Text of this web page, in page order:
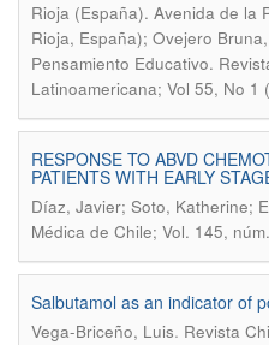
Rioja (España). Avenida de la
Rioja, España); Ovejero
Pensamiento Educativo.
Latinoamericana; Vol 55, No 1
RESPONSE TO ABVD
PATIENTS WITH EARLY
Díaz, Javier; Soto, Katherine;
Médica de Chile; Vol. 145,
Salbutamol as an indicator of
Vega-Briceño, Luis. Revista